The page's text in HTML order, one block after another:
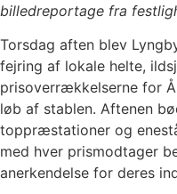
billedreportage fra
Torsdag aften blev
fejring af lokale helte,
prisoverrækkelserne for
løb af stablen. Aftenen
toppræstationer og
med hver prismodtager
anerkendelse for deres